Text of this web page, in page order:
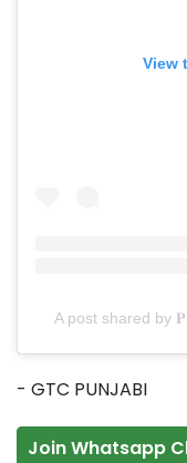
View
A post shared by
- GTC PUNJABI
Join Whatsapp